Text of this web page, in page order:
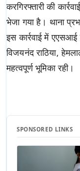
करगिरफ्तारी की
भेजा गया है। थाना
इस कार्रवाई में एएसआई
विजयनंद राठिया,
महत्वपूर्ण भूमिका रही।
SPONSORED LINKS